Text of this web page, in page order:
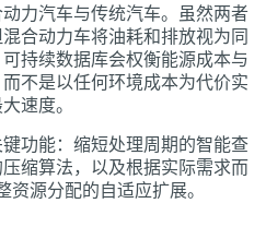
力汽车与传统汽车。虽然两者
合动力车将油耗和排放视为同
持续数据库会权衡能源成本与
不是以任何环境成本为代价实
速度。
功能：缩短处理周期的智能查
缩算法，以及根据实际需求而
源分配的自适应扩展。